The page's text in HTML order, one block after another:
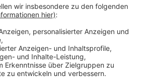
von Schnelltestangeboten
bekommen, da neben der
die Teststrategie einen
in der Bekämpfung der
"Öffnen mit Sicherheit" der